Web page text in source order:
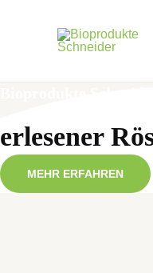
erlesener
MEHR ERFAHREN